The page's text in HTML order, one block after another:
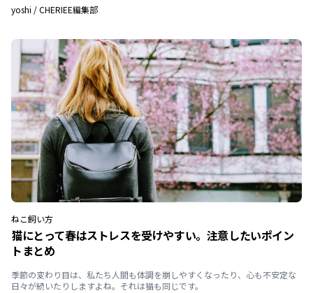
yoshi /CHERIEE編集部
ねこ飼い方
猫にとって春はストレスを受けやすい。注意したいポイン
トまとめ
季節の変わり目は、私たち人間も体調を崩しやすくなったり、心も不安定な
日々が続いたりしますよね。それは猫も同じです。